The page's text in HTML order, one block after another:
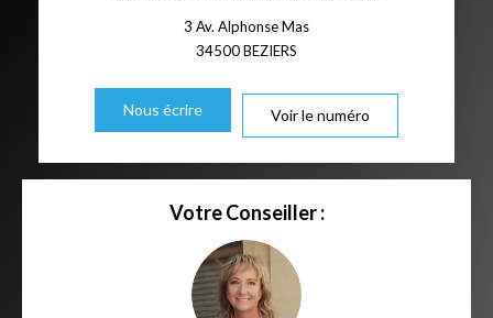
3 Av. Alphonse Mas
34500BEZIERS
Nous écrire Voir le numéro
Votre Conseiller :